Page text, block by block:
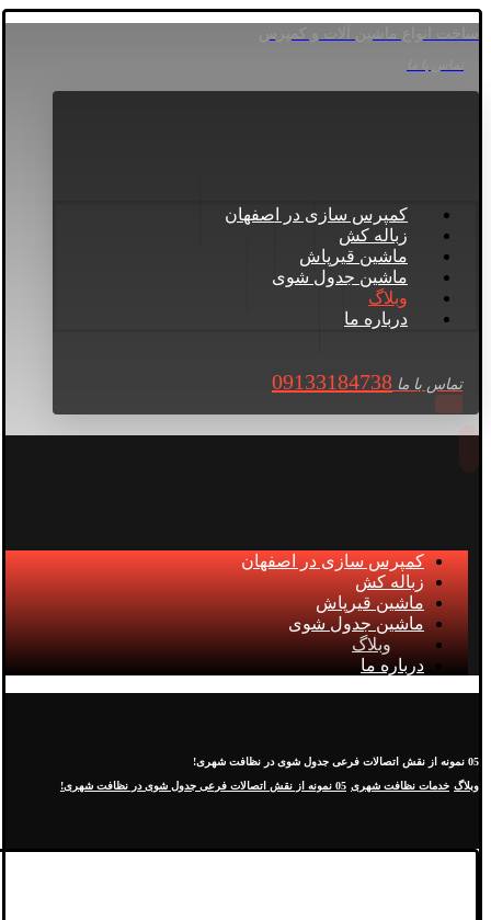
ساخت انواع ماشین آلات و کمپرس
کمپرس سازی در اصفهان
زباله کش
ماشین قیرپاش
ماشین جدول شوی
وبلاگ
درباره ما
تماس با ما 09133184738
کمپرس سازی در اصفهان
زباله کش
ماشین قیرپاش
ماشین جدول شوی
وبلاگ
درباره ما
05 نمونه از نقش اتصالات فرعی جدول‌ شوی در نظافت شهری!
وبلاگ خدمات نظافت شهری 05 نمونه از نقش اتصالات فرعی جدول‌ شوی در نظافت شهری!